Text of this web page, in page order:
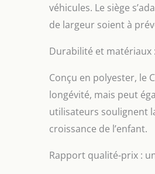
véhicules. Le siège
de largeur soient à
Durabilité et matériaux
Conçu en polyester, le
longévité, mais peut
utilisateurs soulignent
croissance de l’enfant.
Rapport qualité-prix :